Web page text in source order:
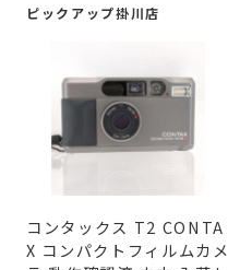
ピックアップ掛川店
コンタックス T2 CONTA
X コンパクトフィルムカメ